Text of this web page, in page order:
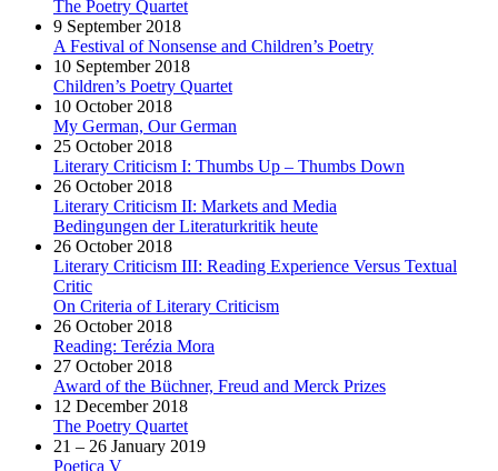
The Poetry Quartet
9 September 2018
A Festival of Nonsense and Children’s Poetry
10 September 2018
Children’s Poetry Quartet
10 October 2018
My German, Our German
25 October 2018
Literary Criticism I: Thumbs Up – Thumbs Down
26 October 2018
Literary Criticism II: Markets and Media
Bedingungen der Literaturkritik heute
26 October 2018
Literary Criticism III: Reading Experience Versus Textual
Critic
On Criteria of Literary Criticism
26 October 2018
Reading: Terézia Mora
27 October 2018
Award of the Büchner, Freud and Merck Prizes
12 December 2018
The Poetry Quartet
21 – 26 January 2019
Poetica V